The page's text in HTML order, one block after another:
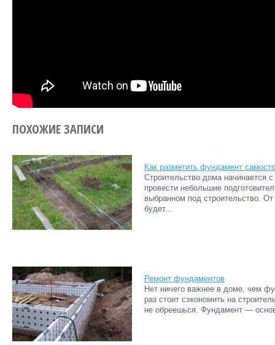
ПОХОЖИЕ ЗАПИСИ
Как разметить фундамент
Строительство дома начинается
провести небольшие
выбранном под строительство.
будет...
Ремонт фундаментов
Нет ничего важнее в доме, чем
раз стоит сэкономить на
не обреешься. Фундамент —